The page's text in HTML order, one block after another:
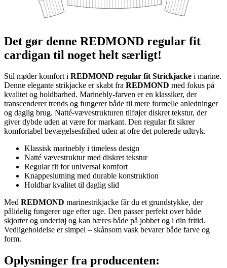
Det gør denne REDMOND regular fit
cardigan til noget helt særligt!
Stil møder komfort i REDMOND regular fit Strickjacke i marine.
Denne elegante strikjacke er skabt fra REDMOND med fokus på
kvalitet og holdbarhed. Marinebly-farven er en klassiker, der
transcenderer trends og fungerer både til mere formelle anledninger
og daglig brug. Natté-vævestrukturen tilføjer diskret tekstur, der
giver dybde uden at være for markant. Den regular fit sikrer
komfortabel bevægelsesfrihed uden at ofre det polerede udtryk.
Klassisk marinebly i timeless design
Natté vævestruktur med diskret tekstur
Regular fit for universal komfort
Knappeslutning med durable konstruktion
Holdbar kvalitet til daglig slid
Med REDMOND marinestrikjacke får du et grundstykke, der
pålidelig fungerer uge efter uge. Den passer perfekt over både
skjorter og undertøj og kan bæres både på jobbet og i din fritid.
Vedligeholdelse er simpel – skånsom vask bevarer både farve og
form.
Oplysninger fra producenten: